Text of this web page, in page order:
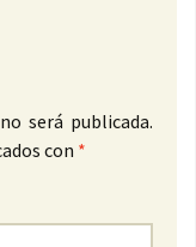
será publicada.
con *